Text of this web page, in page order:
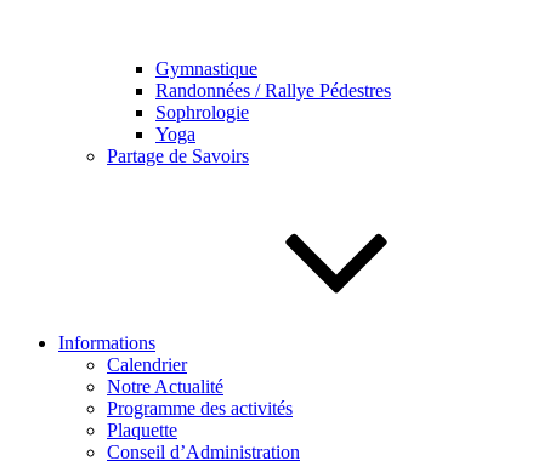
Gymnastique
Randonnées / Rallye Pédestres
Sophrologie
Yoga
Partage de Savoirs
Informations
Calendrier
Notre Actualité
Programme des activités
Plaquette
Conseil d’Administration